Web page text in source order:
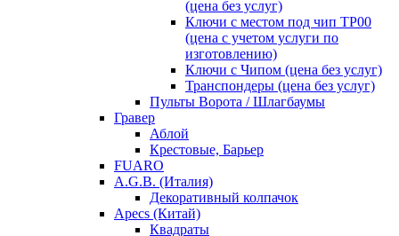
(цена без услуг)
Ключи с местом под чип TP00
(цена с учетом услуги по
изготовлению)
Ключи с Чипом (цена без услуг)
Транспондеры (цена без услуг)
Пульты Ворота / Шлагбаумы
Гравер
Аблой
Крестовые, Барьер
FUARO
A.G.B. (Италия)
Декоративный колпачок
Apecs (Китай)
Квадраты